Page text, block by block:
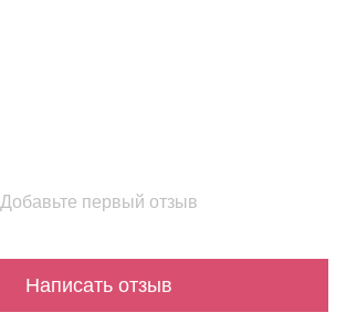
Добавьте первый отзыв
Написать отзыв